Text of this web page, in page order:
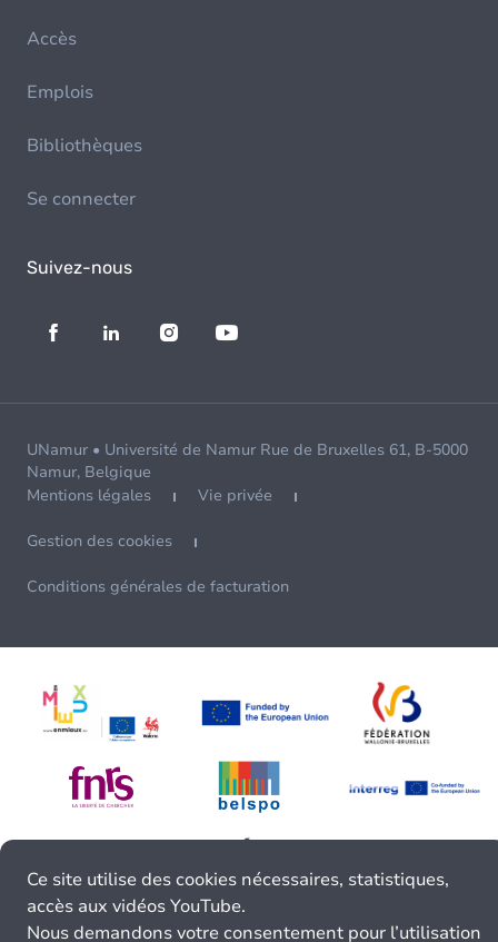
Accès
Emplois
Bibliothèques
Se connecter
Suivez-nous
UNamur • Université de Namur Rue de Bruxelles 61, B-5000
Namur, Belgique
Mentions légales
Vie privée
Gestion des cookies
Conditions générales de facturation
Ce site utilise des cookies nécessaires, statistiques,
accès aux vidéos YouTube.
Nous demandons votre consentement pour l’utilisation